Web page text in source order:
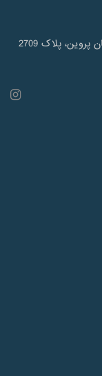
پلاک 2709